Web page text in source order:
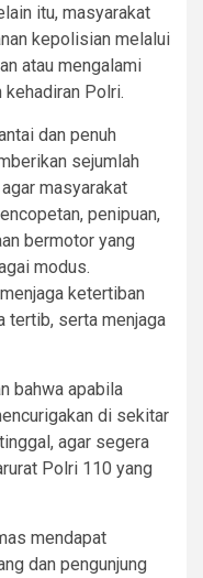
itu, masyarakat
kepolisian melalui
atau mengalami
kehadiran Polri.
dan penuh
sejumlah
masyarakat
penipuan,
bermotor yang
modus.
ketertiban
tertib, serta menjaga
bahwa apabila
di sekitar
agar segera
Polri 110 yang
mendapat
dan pengunjung